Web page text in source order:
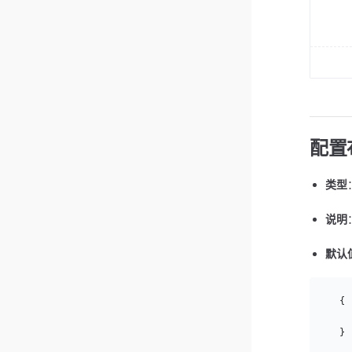
配
类型
说明
默认
  {
  }